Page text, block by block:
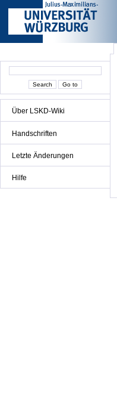
Über LSKD-Wiki
Handschriften
Letzte Änderungen
Hilfe